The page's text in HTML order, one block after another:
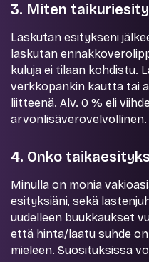
3. Miten
Laskutan esitykseni
laskutan
kuluja ei tilaan kohdistu.
verkkopankin kautta tai
liitteenä. Alv. 0 % eli
arvonlisäverovelvollinen.
4. Onko
Minulla on monia
esityksiäni, sekä
uudelleen buukkaukset
että hinta/laatu suhde
mieleen. Suosituksissa